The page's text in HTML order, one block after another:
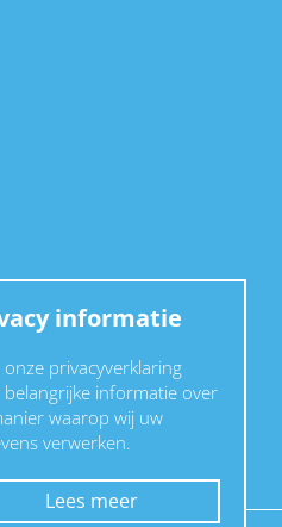
informatie
onze privacyverklaring
informatie over
waarop wij uw
verwerken.
Lees meer